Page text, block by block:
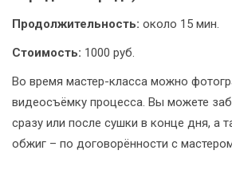
Продолжительность: около 15 мин.
Стоимость: 1000 руб.
Во время мастер-класса можно
видеосъёмку процесса. Вы можете
сразу или после сушки в конце дня, а
обжиг – по договорённости с